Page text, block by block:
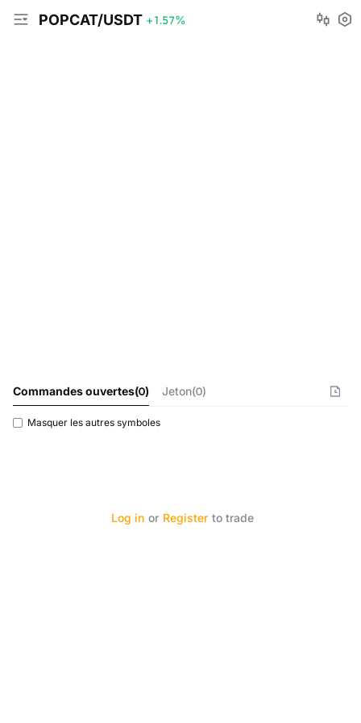
POPCAT/USDT +1.57%
Commandes ouvertes(0) Jeton(0)
Masquer les autres symboles
Log in or Register to trade